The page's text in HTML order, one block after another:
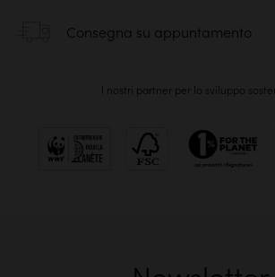
Consegna su appuntamento
I nostri partner per lo sviluppo